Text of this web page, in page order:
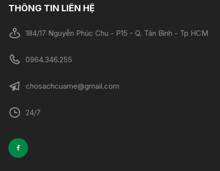
THÔNG TIN LIÊN HỆ
184/17 Nguyễn Phúc Chu - P15 - Q. Tân Bình - Tp HCM
0964.346.255
chosachcuame@gmail.com
24/7